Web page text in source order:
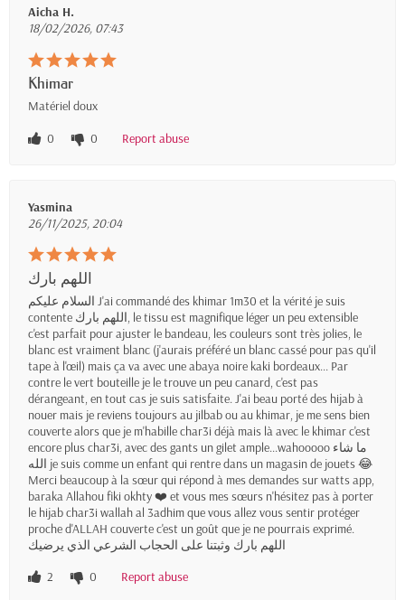
Aicha H.
18/02/2026, 07:43
Khimar
Matériel doux
0
0 Report abuse
Yasmina
26/11/2025, 20:04
اللهم بارك
السلام عليكم J'ai commandé des khimar 1m30 et la vérité je suis
contente اللهم بارك, le tissu est magnifique léger un peu extensible
c'est parfait pour ajuster le bandeau, les couleurs sont très jolies, le
blanc est vraiment blanc (j'aurais préféré un blanc cassé pour pas qu'il
tape à l'œil) mais ça va avec une abaya noire kaki bordeaux... Par
contre le vert bouteille je le trouve un peu canard, c'est pas
dérangeant, en tout cas je suis satisfaite. J'ai beau porté des hijab à
nouer mais je reviens toujours au jilbab ou au khimar, je me sens bien
couverte alors que je m'habille char3i déjà mais là avec le khimar c'est
encore plus char3i, avec des gants un gilet ample...wahooooo ما شاء
الله je suis comme un enfant qui rentre dans un magasin de jouets 😂
Merci beaucoup à la sœur qui répond à mes demandes sur watts app,
baraka Allahou fiki okhty ❤️ et vous mes sœurs n'hésitez pas à porter
le hijab char3i wallah al 3adhim que vous allez vous sentir protéger
proche d'ALLAH couverte c'est un goût que je ne pourrais exprimé.
اللهم بارك وثبتنا على الحجاب الشرعي الذي يرضيك
2
0 Report abuse